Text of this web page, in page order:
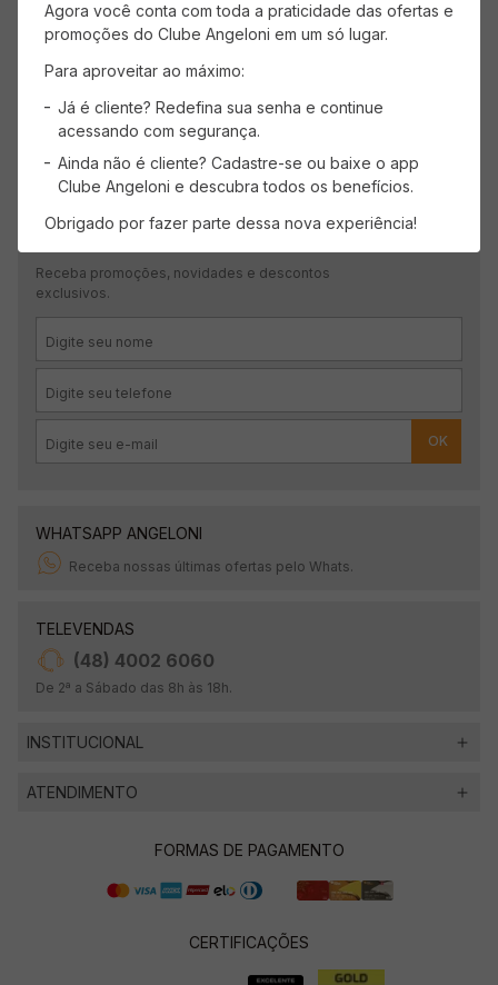
Mais recentes Todos
Carregando avaliações…
CADASTRE-SE
Receba promoções, novidades e descontos
exclusivos.
OK
WHATSAPP ANGELONI
Receba nossas últimas ofertas pelo Whats.
TELEVENDAS
(48) 4002 6060
De 2ª a Sábado das 8h às 18h.
INSTITUCIONAL
ATENDIMENTO
FORMAS DE PAGAMENTO
CERTIFICAÇÕES
Agora você conta com toda a praticidade das ofertas e
promoções do Clube Angeloni em um só lugar.
Para aproveitar ao máximo:
Já é cliente? Redefina sua senha e continue
acessando com segurança.
Ainda não é cliente? Cadastre-se ou baixe o app
Clube Angeloni e descubra todos os benefícios.
Obrigado por fazer parte dessa nova experiência!